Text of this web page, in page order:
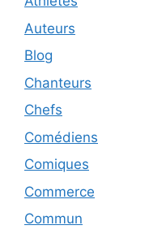
Auteurs
Blog
Chanteurs
Chefs
Comédiens
Comiques
Commerce
Commun